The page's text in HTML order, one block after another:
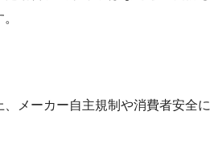
メーカー自主規制や消費者安全に